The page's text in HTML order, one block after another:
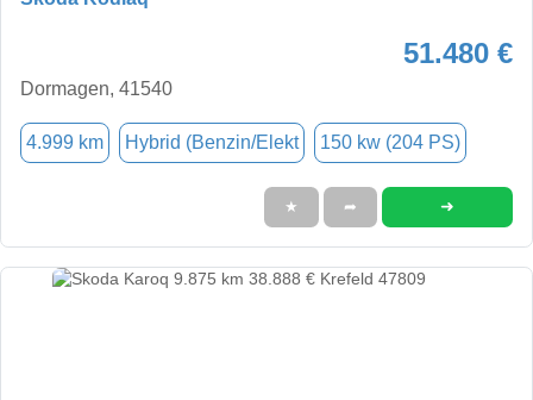
51.480 €
Dormagen, 41540
4.999 km Hybrid (Benzin/Elekt 150 kw (204 PS)
★ ➦ ➜